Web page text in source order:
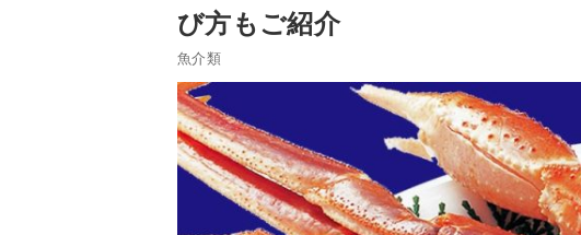
び方もご紹介
魚介類